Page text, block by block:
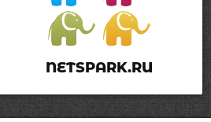
NETSPARK.RU